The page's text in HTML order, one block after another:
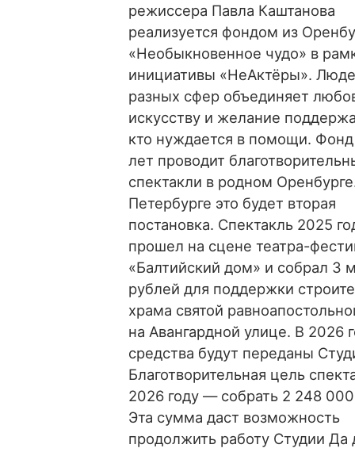
режиссера Павла Каштанова
реализуется фондом из
«Необыкновенное чудо» в
инициативы «НеАктёры».
разных сфер объединяет
искусству и желание
кто нуждается в помощи.
лет проводит
спектакли в родном
Петербурге это будет вторая
постановка. Спектакль 2025
прошел на сцене театра-
«Балтийский дом» и собрал 3
рублей для поддержки
храма святой
на Авангардной улице. В 2026
средства будут переданы
Благотворительная цель
2026 году — собрать 2 248
Эта сумма даст возможность
продолжить работу Студии Да